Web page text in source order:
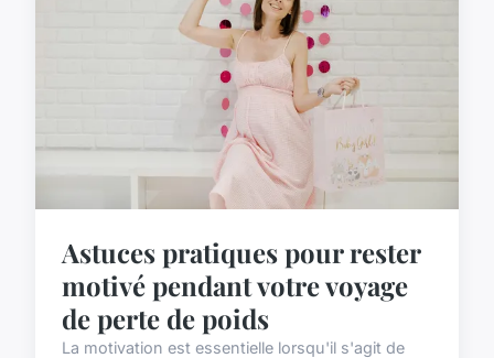
Astuces pratiques pour rester
motivé pendant votre voyage
de perte de poids
La motivation est essentielle lorsqu'il s'agit de